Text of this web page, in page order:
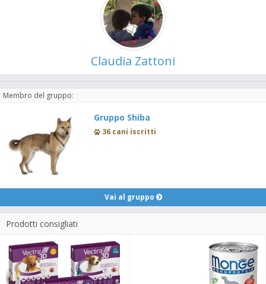
Claudia Zattoni
Membro del gruppo:
Gruppo Shiba
36 cani iscritti
Vai al gruppo
Prodotti consigliati